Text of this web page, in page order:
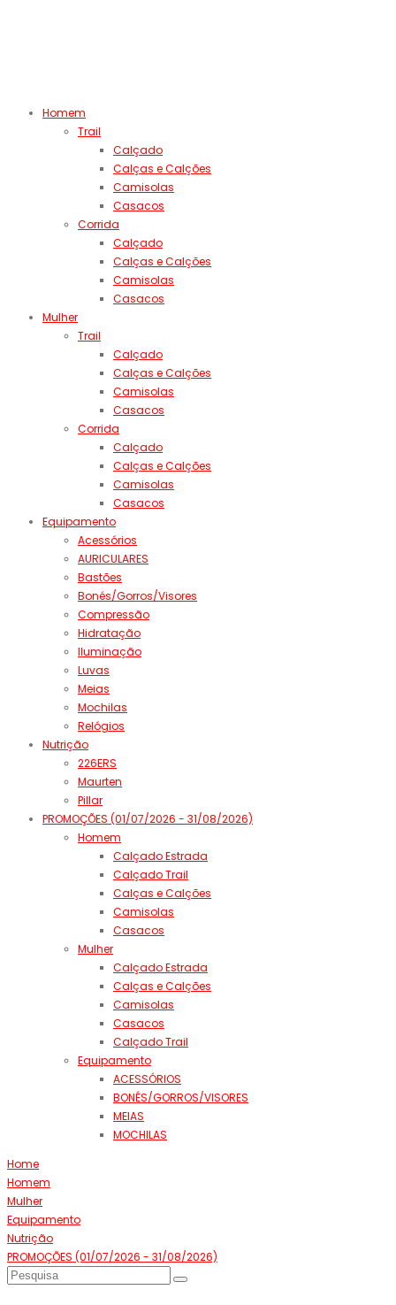
Homem
Trail
Calçado
Calças e Calções
Camisolas
Casacos
Corrida
Calçado
Calças e Calções
Camisolas
Casacos
Mulher
Trail
Calçado
Calças e Calções
Camisolas
Casacos
Corrida
Calçado
Calças e Calções
Camisolas
Casacos
Equipamento
Acessórios
AURICULARES
Bastões
Bonés/Gorros/Visores
Compressão
Hidratação
Iluminação
Luvas
Meias
Mochilas
Relógios
Nutrição
226ERS
Maurten
Pillar
PROMOÇÕES (01/07/2026 - 31/08/2026)
Homem
Calçado Estrada
Calçado Trail
Calças e Calções
Camisolas
Casacos
Mulher
Calçado Estrada
Calças e Calções
Camisolas
Casacos
Calçado Trail
Equipamento
ACESSÓRIOS
BONÉS/GORROS/VISORES
MEIAS
MOCHILAS
Home
Homem
Mulher
Equipamento
Nutrição
PROMOÇÕES (01/07/2026 - 31/08/2026)